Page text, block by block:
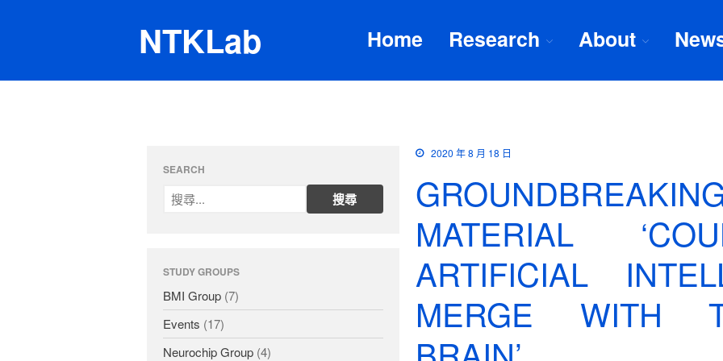
NTKLab Home Research About
SEARCH
STUDY GROUPS
BMI Group (7)
Events (17)
Neurochip Group (4)
2020 年 8 月 18 日
MATERIAL
ARTIFICIAL
MERGE WITH